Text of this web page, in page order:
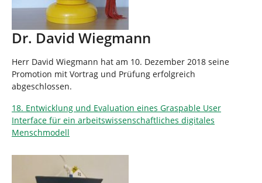
Dr. David Wiegmann
Herr David Wiegmann hat am 10. Dezember 2018 seine
Promotion mit Vortrag und Prüfung erfolgreich
abgeschlossen.
18. Entwicklung und Evaluation eines Graspable User
Interface für ein arbeitswissenschaftliches digitales
Menschmodell